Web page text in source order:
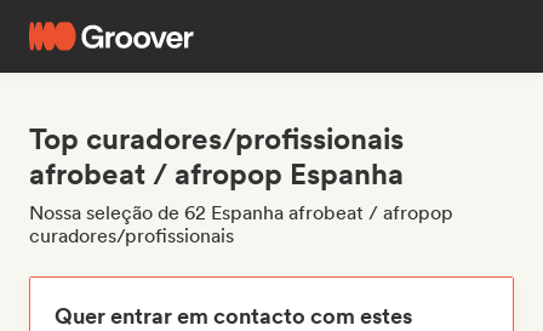
Top curadores/profissionais
afrobeat / afropop Espanha
Nossa seleção de 62 Espanha afrobeat / afropop
curadores/profissionais
Quer entrar em contacto com estes